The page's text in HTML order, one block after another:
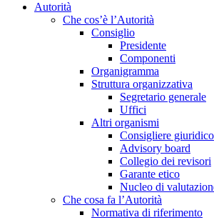
Autorità
Che cos’è l’Autorità
Consiglio
Presidente
Componenti
Organigramma
Struttura organizzativa
Segretario generale
Uffici
Altri organismi
Consigliere giuridico
Advisory board
Collegio dei revisori
Garante etico
Nucleo di
Che cosa fa l’Autorità
Normativa di riferimento